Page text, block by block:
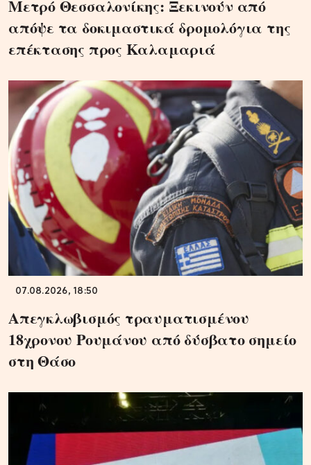
Μετρό Θεσσαλονίκης: Ξεκινούν από
απόψε τα δοκιμαστικά δρομολόγια της
επέκτασης προς Καλαμαριά
07.08.2026, 18:50
Απεγκλωβισμός τραυματισμένου
18χρονου Ρουμάνου από δύσβατο σημείο
στη Θάσο